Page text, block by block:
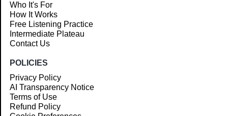
Who It's For
How It Works
Free Listening Practice
Intermediate Plateau
Contact Us
POLICIES
Privacy Policy
AI Transparency Notice
Terms of Use
Refund Policy